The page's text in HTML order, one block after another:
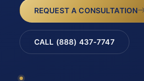
REQUEST A CONSULTATION
CALL (888) 437-7747